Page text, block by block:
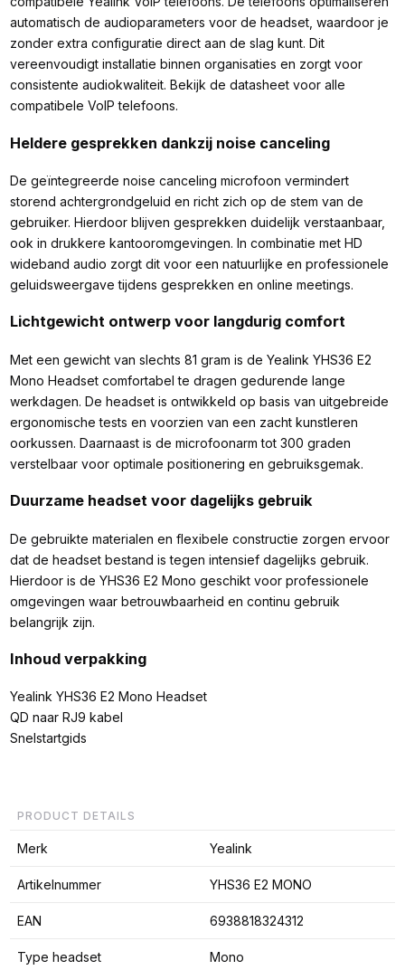
automatisch de audioparameters voor de headset, waardoor je
zonder extra configuratie direct aan de slag kunt. Dit
vereenvoudigt installatie binnen organisaties en zorgt voor
consistente audiokwaliteit. Bekijk de datasheet voor alle
compatibele VoIP telefoons.
Heldere gesprekken dankzij noise canceling
De geïntegreerde noise canceling microfoon vermindert
storend achtergrondgeluid en richt zich op de stem van de
gebruiker. Hierdoor blijven gesprekken duidelijk verstaanbaar,
ook in drukkere kantooromgevingen. In combinatie met HD
wideband audio zorgt dit voor een natuurlijke en professionele
geluidsweergave tijdens gesprekken en online meetings.
Lichtgewicht ontwerp voor langdurig comfort
Met een gewicht van slechts 81 gram is de Yealink YHS36 E2
Mono Headset comfortabel te dragen gedurende lange
werkdagen. De headset is ontwikkeld op basis van uitgebreide
ergonomische tests en voorzien van een zacht kunstleren
oorkussen. Daarnaast is de microfoonarm tot 300 graden
verstelbaar voor optimale positionering en gebruiksgemak.
Duurzame headset voor dagelijks gebruik
De gebruikte materialen en flexibele constructie zorgen ervoor
dat de headset bestand is tegen intensief dagelijks gebruik.
Hierdoor is de YHS36 E2 Mono geschikt voor professionele
omgevingen waar betrouwbaarheid en continu gebruik
belangrijk zijn.
Inhoud verpakking
Yealink YHS36 E2 Mono Headset
QD naar RJ9 kabel
Snelstartgids
PRODUCT DETAILS
Merk Yealink
Artikelnummer YHS36 E2 MONO
EAN 6938818324312
Type headset Mono